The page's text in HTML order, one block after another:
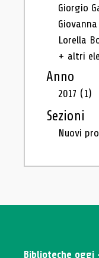
Giorgio
Lorella
+ altri
Anno
2017 (1)
Sezioni
Nuovi
Biblioteche oggi -